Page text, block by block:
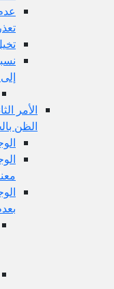
الأمر
الظن